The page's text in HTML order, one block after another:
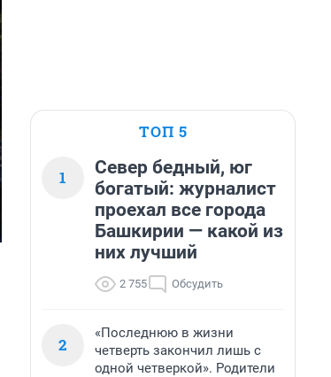
ТОП 5
1
Север бедный, юг
богатый: журналист
проехал все города
Башкирии — какой из
них лучший
2 755 Обсудить
2
«Последнюю в жизни
четверть закончил лишь с
одной четверкой». Родители